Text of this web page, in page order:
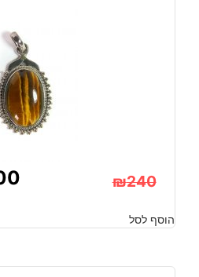
מידה:
9.5
₪240
המקורי
היה:
הנוכחי
הוא:
הוסף לסל